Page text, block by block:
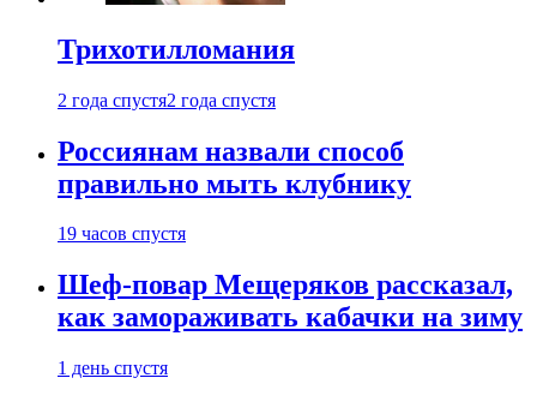
Трихотилломания
2 года спустя2 года спустя
Россиянам назвали способ
правильно мыть клубнику
19 часов спустя
Шеф-повар Мещеряков рассказал,
как замораживать кабачки на зиму
1 день спустя